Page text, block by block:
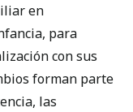
en
para
con sus
forman parte
las